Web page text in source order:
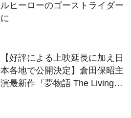
ルヒーローのゴーストライダー
に
【好評による上映延長に加え日
本各地で公開決定】倉田保昭主
演最新作『夢物語 The Living